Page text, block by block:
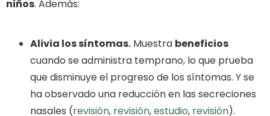
niños. Además:
Alivia los síntomas. Muestra beneficios
cuando se administra temprano, lo que prueba
que disminuye el progreso de los síntomas. Y se
ha observado una reducción en las secreciones
nasales (revisión, revisión,estudio, revisión).